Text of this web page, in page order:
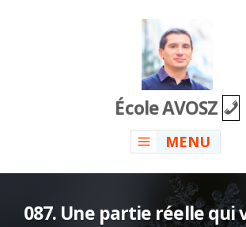
École AVOSZ
MENU
087. Une partie réelle qui